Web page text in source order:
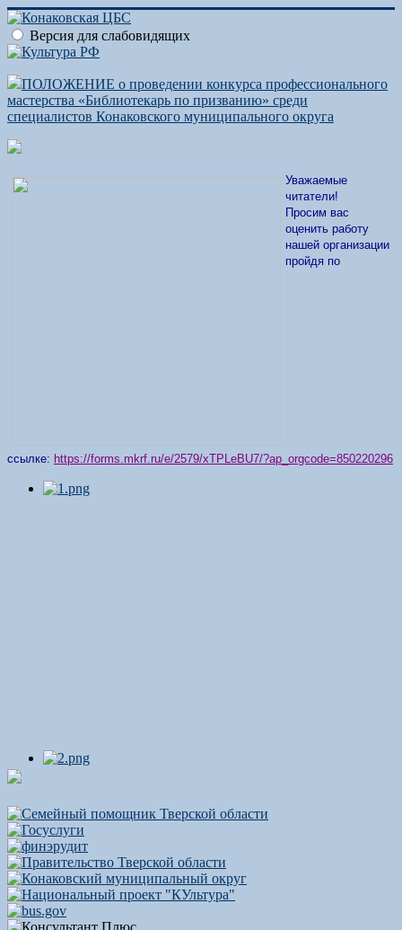
Версия для слабовидящих
ПОЛОЖЕНИЕ о проведении конкурса профессионального
мастерства «Библиотекарь по призванию» среди
специалистов Конаковского муниципального округа
Уважаемые
читатели!
Просим вас
оценить работу
нашей организации
пройдя по
ссылке: https://forms.mkrf.ru/e/2579/xTPLeBU7/?ap_orgcode=850220296